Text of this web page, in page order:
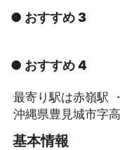
● おすすめ 3
● おすすめ 4
最寄り駅は赤嶺駅
沖縄県豊見城市字
基本情報